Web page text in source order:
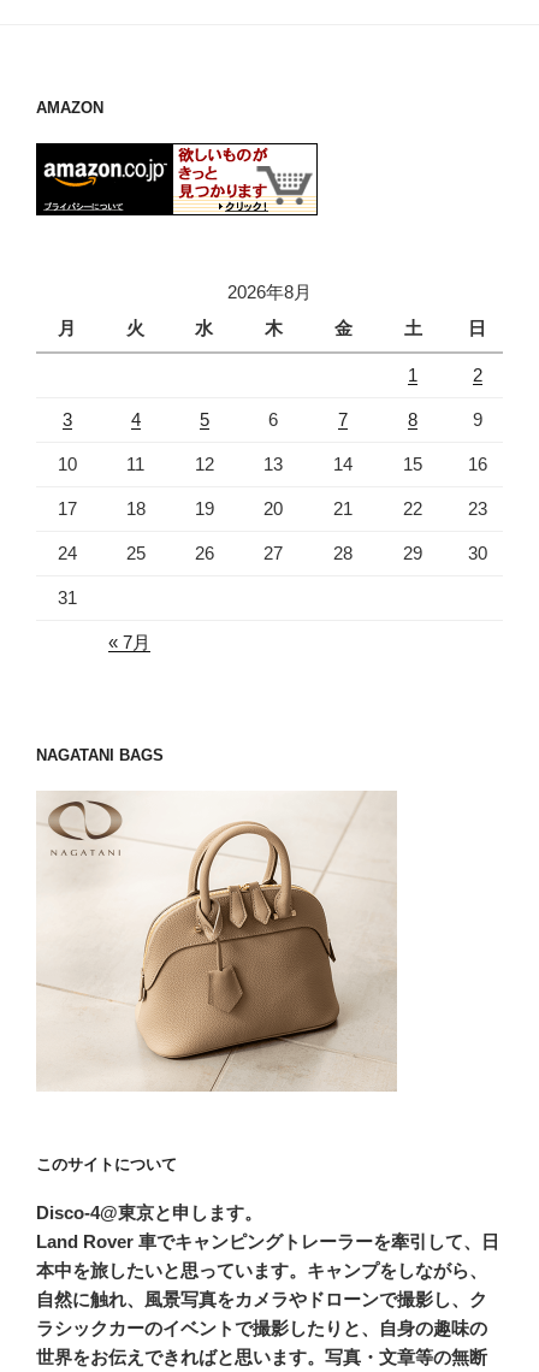
AMAZON
2026年8月
月
火 水 木 金 土 日
1 2
3 4 5 6 7 8 9
10 11 12 13 14 15 16
17 18 19 20 21 22 23
24 25 26 27 28 29 30
31
« 7月
NAGATANI BAGS
このサイトについて
Disco-4@東京と申します。
Land Rover 車でキャンピングトレーラーを牽引して、日
本中を旅したいと思っています。キャンプをしながら、
自然に触れ、風景写真をカメラやドローンで撮影し、ク
ラシックカーのイベントで撮影したりと、自身の趣味の
世界をお伝えできればと思います。写真・文章等の無断